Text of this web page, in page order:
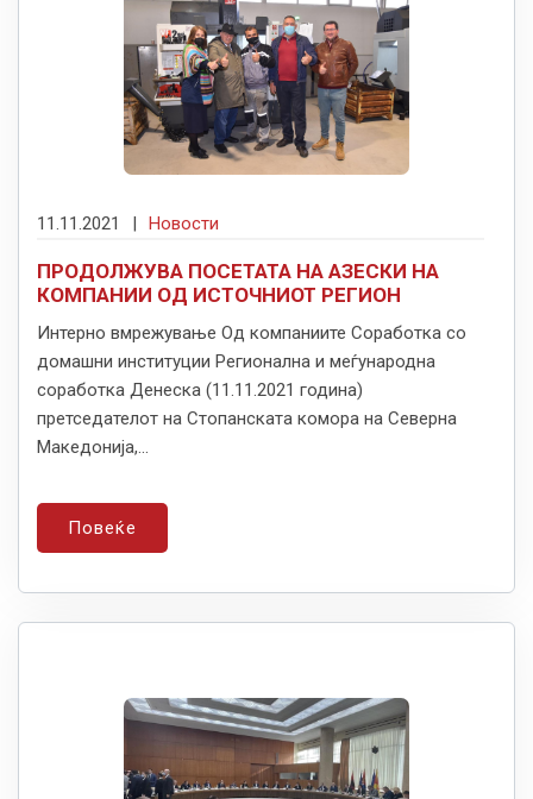
11.11.2021 | Новости
ПРОДОЛЖУВА ПОСЕТАТА НА АЗЕСКИ НА
КОМПАНИИ ОД ИСТОЧНИОТ РЕГИОН
Интерно вмрежување Од компаниите Соработка со
домашни институции Регионална и меѓународна
соработка Денеска (11.11.2021 година)
претседателот на Стопанската комора на Северна
Македонија,...
Повеќе